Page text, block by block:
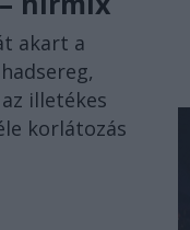
akart a
illetékes
korlátozás